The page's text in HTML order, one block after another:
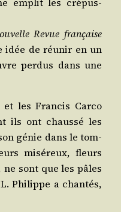
Revue fran­çaise
idée de réunir en un
per­dus dans une
les Fran­cis Car­co
ils ont chaus­sé les
génie dans le tom­
misé­reux, fleurs
sont que les pâles
Phi­lippe a chan­tés,